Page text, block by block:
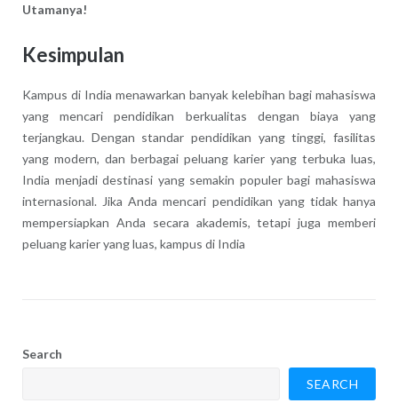
Utamanya!
Kesimpulan
Kampus di India menawarkan banyak kelebihan bagi mahasiswa
yang mencari pendidikan berkualitas dengan biaya yang
terjangkau. Dengan standar pendidikan yang tinggi, fasilitas
yang modern, dan berbagai peluang karier yang terbuka luas,
India menjadi destinasi yang semakin populer bagi mahasiswa
internasional. Jika Anda mencari pendidikan yang tidak hanya
mempersiapkan Anda secara akademis, tetapi juga memberi
peluang karier yang luas, kampus di India
Search
SEARCH